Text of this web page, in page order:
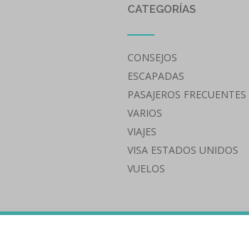
CATEGORÍAS
CONSEJOS
ESCAPADAS
PASAJEROS FRECUENTES
VARIOS
VIAJES
VISA ESTADOS UNIDOS
VUELOS